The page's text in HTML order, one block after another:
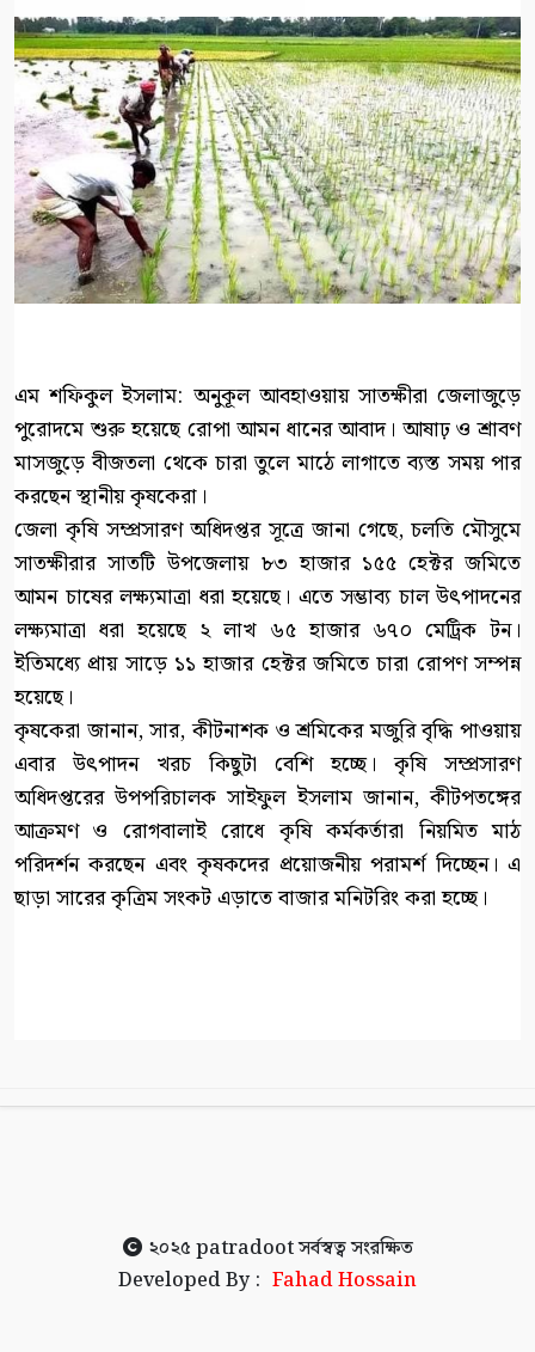
এম শফিকুল ইসলাম: অনুকূল আবহাওয়ায় সাতক্ষীরা জেলাজুড়ে
পুরোদমে শুরু হয়েছে রোপা আমন ধানের আবাদ। আষাঢ় ও শ্রাবণ
মাসজুড়ে বীজতলা থেকে চারা তুলে মাঠে লাগাতে ব্যস্ত সময় পার
করছেন স্থানীয় কৃষকেরা।
জেলা কৃষি সম্প্রসারণ অধিদপ্তর সূত্রে জানা গেছে, চলতি মৌসুমে
সাতক্ষীরার সাতটি উপজেলায় ৮৩ হাজার ১৫৫ হেক্টর জমিতে
আমন চাষের লক্ষ্যমাত্রা ধরা হয়েছে। এতে সম্ভাব্য চাল উৎপাদনের
লক্ষ্যমাত্রা ধরা হয়েছে ২ লাখ ৬৫ হাজার ৬৭০ মেট্রিক টন।
ইতিমধ্যে প্রায় সাড়ে ১১ হাজার হেক্টর জমিতে চারা রোপণ সম্পন্ন
হয়েছে।
কৃষকেরা জানান, সার, কীটনাশক ও শ্রমিকের মজুরি বৃদ্ধি পাওয়ায়
এবার উৎপাদন খরচ কিছুটা বেশি হচ্ছে। কৃষি সম্প্রসারণ
অধিদপ্তরের উপপরিচালক সাইফুল ইসলাম জানান, কীটপতঙ্গের
আক্রমণ ও রোগবালাই রোধে কৃষি কর্মকর্তারা নিয়মিত মাঠ
পরিদর্শন করছেন এবং কৃষকদের প্রয়োজনীয় পরামর্শ দিচ্ছেন। এ
ছাড়া সারের কৃত্রিম সংকট এড়াতে বাজার মনিটরিং করা হচ্ছে।
২০২৫ patradootসর্বস্বত্ব সংরক্ষিত
Developed By : Fahad Hossain